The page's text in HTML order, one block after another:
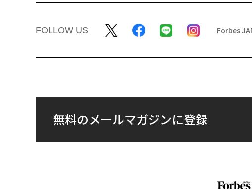
FOLLOW US Forbes
無料のメールマガジンに登録